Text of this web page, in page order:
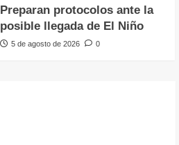
Preparan protocolos ante la
posible llegada de El Niño
5 de agosto de 2026 0